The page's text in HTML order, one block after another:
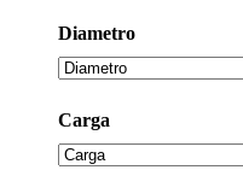
Diametro
Carga